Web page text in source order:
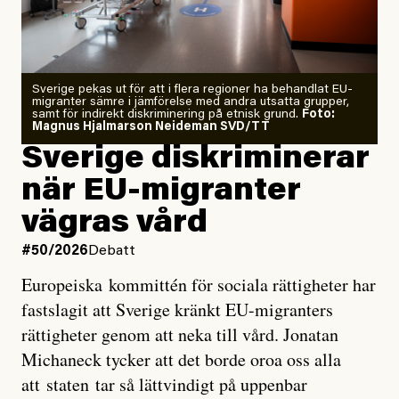
Årets El Niño kan bli den
starkaste som uppmätts
Zeke Hausfather är chockad igen efter att ha
analyserat hur de olika klimatmodellerna bedömer
läget för hur den begynnande El Niño-händelsen ska
utveckla sig. El Niño är ett återkommande
väderfenomen som uppstår när havsvattnet i delar av
Stilla havet blir ovanligt varmt. Det påverkar vädret
över stora delar av världen och under
forskare allt oftare varnat för att den här El Niñon
Det verkar vara en underdrift, menar nu Zeke
Hausfather.
”Det ser ut som att årets El Niño inte bara med stor
Sverige pekas ut för att i flera regioner ha behandlat EU-
migranter sämre i jämförelse med andra utsatta grupper,
samt för indirekt diskriminering på etnisk grund. Foto:
Magnus Hjalmarson Neideman SVD/TT
Sverige diskriminerar
när EU-migranter
vägras vård
#50/2026 Debatt
Europeiska kommittén för sociala rättigheter har
fastslagit att Sverige kränkt EU-migranters
rättigheter genom att neka till vård. Jonatan
Michaneck tycker att det borde oroa oss alla
att staten tar så lättvindigt på uppenbar